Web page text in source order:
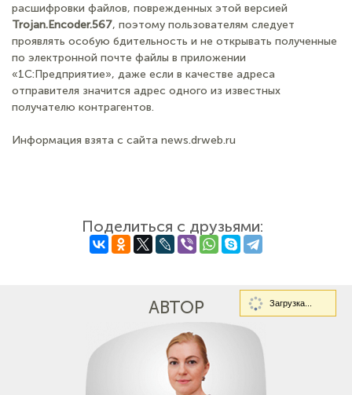
расшифровки файлов, поврежденных этой версией
Trojan.Encoder.567, поэтому пользователям следует
проявлять особую бдительность и не открывать полученные
по электронной почте файлы в приложении
«1С:Предприятие», даже если в качестве адреса
отправителя значится адрес одного из известных
получателю контрагентов.
Информация взята с сайта news.drweb.ru
Поделиться с друзьями:
АВТОР Загрузка...